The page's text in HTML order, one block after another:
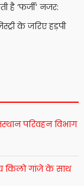
है ‘फर्जी’ नजर:
के जरिए हड़पी
परिवहन विभाग
किलो गांजे के साथ